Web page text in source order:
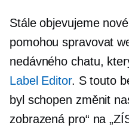
Stále objevujeme
pomohou spravovat
nedávného chatu,
Label Editor. S touto
byl schopen změnit
zobrazená pro“ na